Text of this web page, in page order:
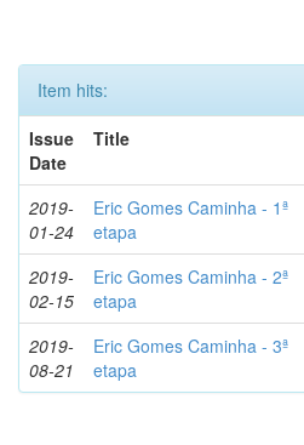
Item hits:
Issue
Date
Title
2019-
01-24
Eric Gomes Caminha - 1ª
etapa
2019-
02-15
Eric Gomes Caminha - 2ª
etapa
2019-
08-21
Eric Gomes Caminha - 3ª
etapa